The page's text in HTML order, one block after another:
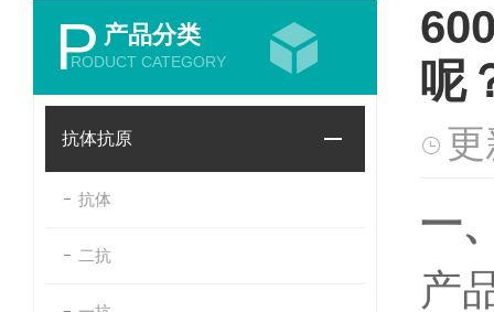
P 产品分类
RODUCT CATEGORY
抗体抗原
抗体
二抗
呢
一
产